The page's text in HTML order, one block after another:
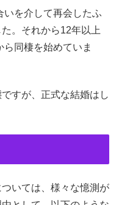
いを介して再会したふ
。それから12年以上
同棲を始めていま
すが、正式な結婚はし
いては、様々な憶測が